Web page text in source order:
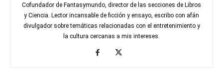
Cofundador de Fantasymundo, director de las secciones de Libros
y Ciencia. Lector incansable de ficción y ensayo, escribo con afán
divulgador sobre temáticas relacionadas con el entretenimiento y
la cultura cercanas a mis intereses.